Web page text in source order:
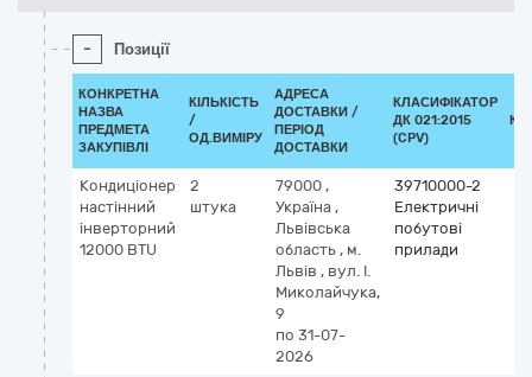
- Позиції
КОНКРЕТНА
НАЗВА
ПРЕДМЕТА
ЗАКУПІВЛІ
КІЛЬКІСТЬ
/
ОД.ВИМІРУ
АДРЕСА
ДОСТАВКИ /
ПЕРІОД
ДОСТАВКИ
КЛАСИФІКАТОР
ДК 021:2015
(CPV)
Кондиціонер
настінний
інверторний
12000 BTU
2
штука
79000 ,
Україна ,
Львівська
область , м.
Львів , вул. І.
Миколайчука,
9
по 31-07-
2026
39710000-2
Електричні
побутові
прилади